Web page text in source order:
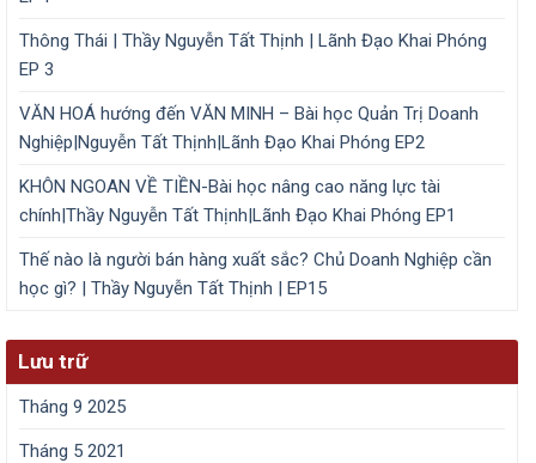
Thông Thái | Thầy Nguyễn Tất Thịnh | Lãnh Đạo Khai Phóng
EP 3
VĂN HOÁ hướng đến VĂN MINH – Bài học Quản Trị Doanh
Nghiệp|Nguyễn Tất Thịnh|Lãnh Đạo Khai Phóng EP2
KHÔN NGOAN VỀ TIỀN-Bài học nâng cao năng lực tài
chính|Thầy Nguyễn Tất Thịnh|Lãnh Đạo Khai Phóng EP1
Thế nào là người bán hàng xuất sắc? Chủ Doanh Nghiệp cần
học gì? | Thầy Nguyễn Tất Thịnh | EP15
Lưu trữ
Tháng 9 2025
Tháng 5 2021